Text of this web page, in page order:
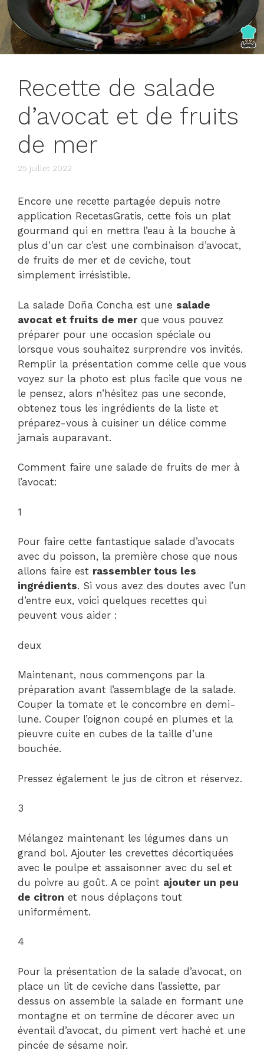
Recette de salade
d’avocat et de fruits
de mer
25 juillet 2022
Encore une recette partagée depuis notre
application RecetasGratis, cette fois un plat
gourmand qui en mettra l’eau à la bouche à
plus d’un car c’est une combinaison d’avocat,
de fruits de mer et de ceviche, tout
simplement irrésistible.
La salade Doña Concha est une salade
avocat et fruits de merque vous pouvez
préparer pour une occasion spéciale ou
lorsque vous souhaitez surprendre vos invités.
Remplir la présentation comme celle que vous
voyez sur la photo est plus facile que vous ne
le pensez, alors n’hésitez pas une seconde,
obtenez tous les ingrédients de la liste et
préparez-vous à cuisiner un délice comme
jamais auparavant.
Comment faire une salade de fruits de mer à
l’avocat:
1
Pour faire cette fantastique salade d’avocats
avec du poisson, la première chose que nous
allons faire est rassembler tous les
ingrédients. Si vous avez des doutes avec l’un
d’entre eux, voici quelques recettes qui
peuvent vous aider :
deux
Maintenant, nous commençons par la
préparation avant l’assemblage de la salade.
Couper la tomate et le concombre en demi-
lune. Couper l’oignon coupé en plumes et la
pieuvre cuite en cubes de la taille d’une
bouchée.
Pressez également le jus de citron et réservez.
3
Mélangez maintenant les légumes dans un
grand bol. Ajouter les crevettes décortiquées
avec le poulpe et assaisonner avec du sel et
du poivre au goût. A ce point ajouter un peu
de citron et nous déplaçons tout
uniformément.
4
Pour la présentation de la salade d’avocat, on
place un lit de ceviche dans l’assiette, par
dessus on assemble la salade en formant une
montagne et on termine de décorer avec un
éventail d’avocat, du piment vert haché et une
pincée de sésame noir.